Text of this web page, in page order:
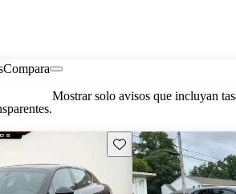
Compara
Mostrar solo avisos que incluyan
Guarda este Aviso